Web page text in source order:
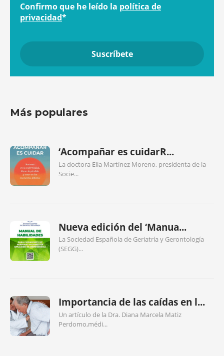
Confirmo que he leído la política de
privacidad*
Más populares
‘Acompañar es cuidarR...
La doctora Elia Martínez Moreno, presidenta de la
Socie...
Nueva edición del ‘Manua...
La Sociedad Española de Geriatría y Gerontología
(SEGG)...
Importancia de las caídas en l...
Un artículo de la Dra. Diana Marcela Matiz
Perdomo,médi...